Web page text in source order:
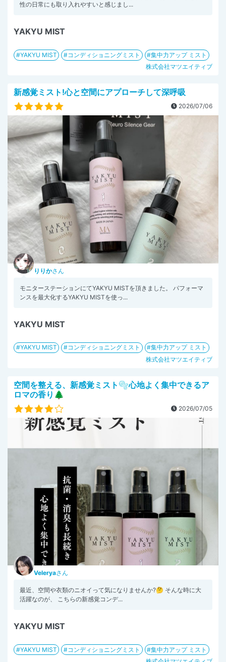
性の日常にも取り入れやすいと感じまし...
YAKYU MIST
YAKYU MIST コンディショニングミスト
集中力アップ ミスト
株式会社マツエイティブ
新感覚ミスト!心と空間にアプローチして深呼吸
2026/07/06
りりかさん
モニターステーションにてYAKYU MISTを頂きました。 パフォーマ
ンスを最大化するYAKYU MISTを使っ...
YAKYU MIST
YAKYU MIST コンディショニングミスト
集中力アップ ミスト
株式会社マツエイティブ
空間を整える、新感覚ミスト🫧心地よく集中できるア
ロマの香り🌲
2026/07/05
Veleryaさん
最近、空間や衣類のニオイって気になりませんか?🤔 そんな時に大
活躍なのが、 こちらの新感覚コンデ...
YAKYU MIST
YAKYU MIST コンディショニングミスト
集中力アップ ミスト